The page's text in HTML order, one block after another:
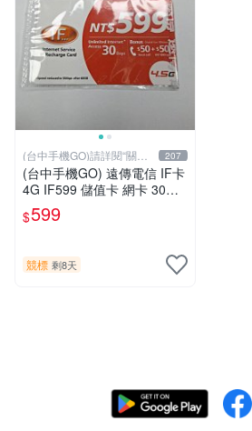
(台中手機GO)請詳閱“關於
我
207
(台中手機GO) 遠傳電信 IF卡
4G IF599 儲值卡 網卡 30天
（限外籍人士號碼專用！
$599
競標 剩8天